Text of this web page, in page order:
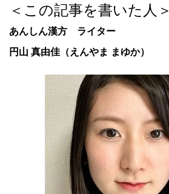
＜この記事を書いた人＞
あんしん漢方 ライター
円山 真由佳（えんやま まゆか）